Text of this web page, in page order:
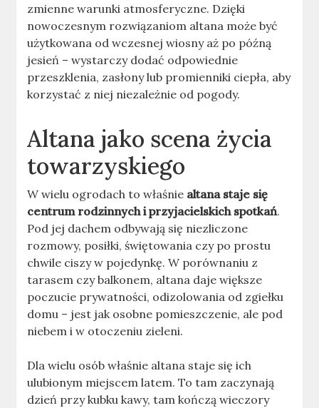
zmienne warunki atmosferyczne. Dzięki
nowoczesnym rozwiązaniom altana może być
użytkowana od wczesnej wiosny aż po późną
jesień – wystarczy dodać odpowiednie
przeszklenia, zasłony lub promienniki ciepła, aby
korzystać z niej niezależnie od pogody.
Altana jako scena życia
towarzyskiego
W wielu ogrodach to właśnie altana staje się
centrum rodzinnych i przyjacielskich spotkań.
Pod jej dachem odbywają się niezliczone
rozmowy, posiłki, świętowania czy po prostu
chwile ciszy w pojedynkę. W porównaniu z
tarasem czy balkonem, altana daje większe
poczucie prywatności, odizolowania od zgiełku
domu – jest jak osobne pomieszczenie, ale pod
niebem i w otoczeniu zieleni.
Dla wielu osób właśnie altana staje się ich
ulubionym miejscem latem. To tam zaczynają
dzień przy kubku kawy, tam kończą wieczory